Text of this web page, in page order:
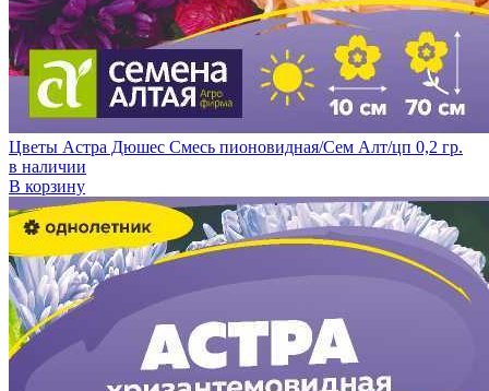
Цветы Астра Дюшес Смесь пионовидная/Сем Алт/цп 0,2 гр.
в наличии
В корзину